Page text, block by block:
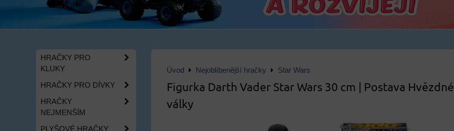
Úvod Nejoblíbenější hračky Star Wars
Figurka Darth Vader Star Wars 30 cm | Postava Hvězdné
války
HRAČKY PRO
KLUKY
HRAČKY PRO DÍVKY
HRAČKY
NEJMENŠÍM
PLYŠOVÉ HRAČKY